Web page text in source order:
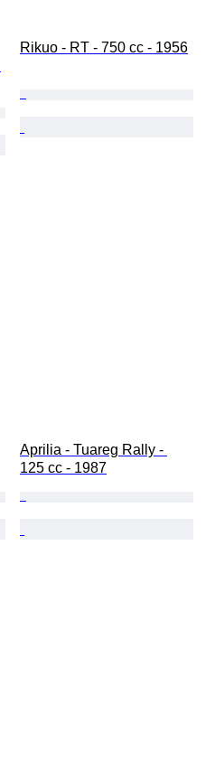
Rikuo - RT - 750 cc - 1956
Aprilia - Tuareg Rally -
125 cc - 1987